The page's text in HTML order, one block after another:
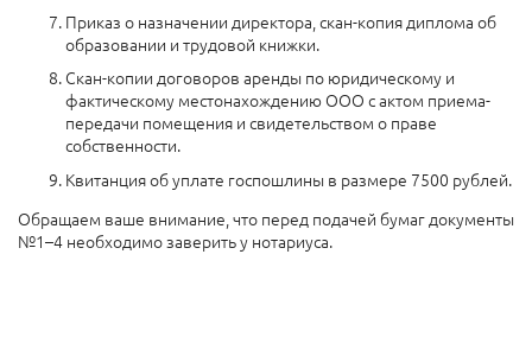
Приказ о назначении директора, скан-копия диплома об
образовании и трудовой книжки.
Скан-копии договоров аренды по юридическому и
фактическому местонахождению ООО с актом приема-
передачи помещения и свидетельством о праве
собственности.
Квитанция об уплате госпошлины в размере 7500 рублей.
Обращаем ваше внимание, что перед подачей бумаг документы
№1–4 необходимо заверить у нотариуса.